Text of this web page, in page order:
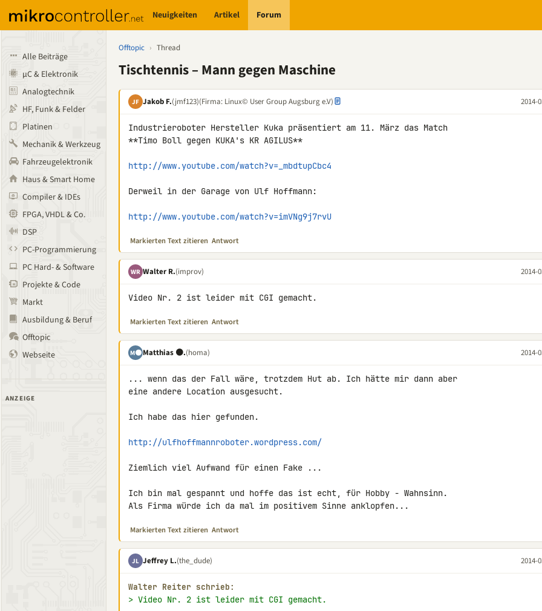
Neuigkeiten Artikel Forum
Alle Beiträge
µC & Elektronik
Analogtechnik
HF, Funk & Felder
Platinen
Mechanik & Werkzeug
Fahrzeugelektronik
Haus & Smart Home
Compiler & IDEs
FPGA, VHDL & Co.
DSP
PC-Programmierung
PC Hard- & Software
Projekte & Code
Markt
Ausbildung & Beruf
Offtopic
Webseite
ANZEIGE
Offtopic › Thread
Tischtennis – Mann gegen Maschine
JF Jakob F.(jmf123)(Firma: Linux© User Group Augsburg e.V) 2014-
Industrieroboter Hersteller Kuka präsentiert am 11. März das Match
**Timo Boll gegen KUKA's KR AGILUS**
http://www.youtube.com/watch?v=_mbdtupCbc4
Derweil in der Garage von Ulf Hoffmann:
http://www.youtube.com/watch?v=imVNg9j7rvU
Markierten Text zitieren Antwort
WR Walter R.(improv) 2014-
Video Nr. 2 ist leider mit CGI gemacht.
Markierten Text zitieren Antwort
M🟠 Matthias 🟠.(homa) 2014-
... wenn das der Fall wäre, trotzdem Hut ab. Ich hätte mir dann aber
eine andere Location ausgesucht.
Ich habe das hier gefunden.
http://ulfhoffmannroboter.wordpress.com/
Ziemlich viel Aufwand für einen Fake ...
Ich bin mal gespannt und hoffe das ist echt, für Hobby - Wahnsinn.
Als Firma würde ich da mal im positivem Sinne anklopfen...
Markierten Text zitieren Antwort
JL Jeffrey L.(the_dude) 2014-
Walter Reiter schrieb:
> Video Nr. 2 ist leider mit CGI gemacht.